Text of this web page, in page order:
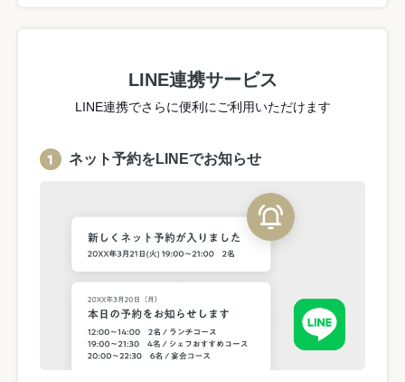
LINE連携サービス
LINE連携でさらに便利にご利用いただけます
ネット予約をLINEでお知らせ